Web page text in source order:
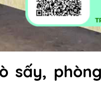
sấy,